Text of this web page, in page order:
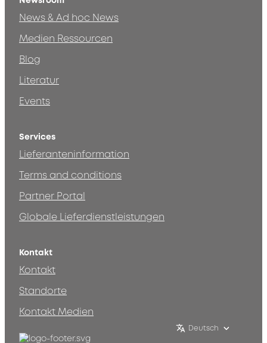
News & Ad hoc News
Medien Ressourcen
Blog
Literatur
Events
Services
Lieferanteninformation
Terms and conditions
Partner Portal
Globale Lieferdienstleistungen
Kontakt
Kontakt
Standorte
Kontakt Medien
Deutsch